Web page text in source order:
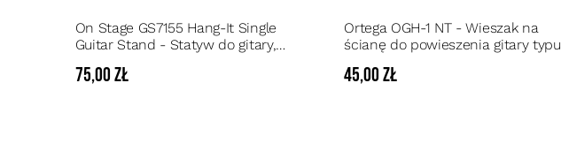
On Stage GS7155 Hang-It Single
Guitar Stand - Statyw do gitary,
75,00 zł
Ortega OGH-1 NT - Wieszak na
ścianę do powieszenia gitary typu
45,00 zł